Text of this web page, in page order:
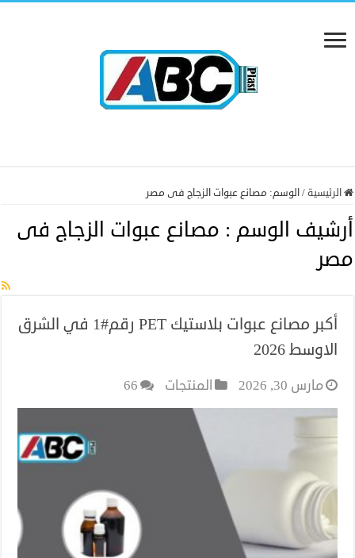
الرئيسية/الوسم: مصانع عبوات الزجاج فى مصر
أرشيف الوسم : مصانع عبوات الزجاج فى
مصر
أكبر مصانع عبوات بلاستيك PET رقم#1 في الشرق
الاوسط 2026
مارس 30, 2026 المنتجات 66